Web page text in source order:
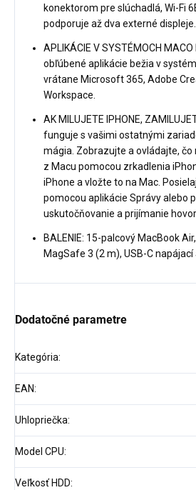
konektorom pre slúchadlá, Wi-Fi
podporuje až dva externé displeje.
APLIKÁCIE V SYSTÉMOCH
obľúbené aplikácie bežia v
vrátane Microsoft 365, Adobe
Workspace.
AK MILUJETE IPHONE,
funguje s vašimi ostatnými
mágia. Zobrazujte a ovládajte, čo
z Macu pomocou zrkadlenia
iPhone a vložte to na Mac.
pomocou aplikácie Správy alebo
uskutočňovanie a prijímanie
BALENIE: 15-palcový MacBook
MagSafe 3 (2 m), USB-C
Dodatočné parametre
Kategória:
EAN:
Uhlopriečka:
Model CPU:
Veľkosť HDD: